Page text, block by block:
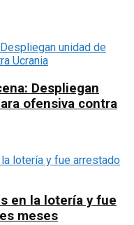
Despliegan
ofensiva contra
en la lotería y fue
meses